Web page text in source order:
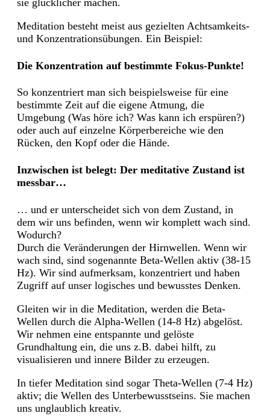
Meditation besteht meist aus gezielten Achtsamkeits-
und Konzentrationsübungen. Ein Beispiel:
Die Konzentration auf bestimmte Fokus-Punkte!
So konzentriert man sich beispielsweise für eine
bestimmte Zeit auf die eigene Atmung, die
Umgebung (Was höre ich? Was kann ich erspüren?)
oder auch auf einzelne Körperbereiche wie den
Rücken, den Kopf oder die Hände.
Inzwischen ist belegt: Der meditative Zustand ist
messbar…
… und er unterscheidet sich von dem Zustand, in
dem wir uns befinden, wenn wir komplett wach sind.
Wodurch?
Durch die Veränderungen der Hirnwellen. Wenn wir
wach sind, sind sogenannte Beta-Wellen aktiv (38-15
Hz). Wir sind aufmerksam, konzentriert und haben
Zugriff auf unser logisches und bewusstes Denken.
Gleiten wir in die Meditation, werden die Beta-
Wellen durch die Alpha-Wellen (14-8 Hz) abgelöst.
Wir nehmen eine entspannte und gelöste
Grundhaltung ein, die uns z.B. dabei hilft, zu
visualisieren und innere Bilder zu erzeugen.
In tiefer Meditation sind sogar Theta-Wellen (7-4 Hz)
aktiv; die Wellen des Unterbewusstseins. Sie machen
uns unglaublich kreativ.